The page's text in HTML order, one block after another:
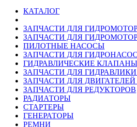
КАТАЛОГ
ЗАПЧАСТИ ДЛЯ
ЗАПЧАСТИ ДЛЯ
ПИЛОТНЫЕ НАСОСЫ
ЗАПЧАСТИ ДЛЯ
ГИДРАВЛИЧЕСКИЕ КЛАПАНЫ
ЗАПЧАСТИ ДЛЯ ГИДРАВЛИКИ
ЗАПЧАСТИ ДЛЯ ДВИГАТЕЛЕЙ
ЗАПЧАСТИ ДЛЯ РЕДУКТОРОВ
РАДИАТОРЫ
СТАРТЕРЫ
ГЕНЕРАТОРЫ
РЕМНИ